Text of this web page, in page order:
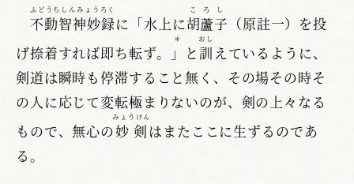
不動智神妙録
ふどうちしんみょうろく
に「水上に胡蘆子
ころし
（原註一）を投
げ捺着すれば即ち転ず。
」
＊
と訓
おし
えているように、
剣道は瞬時も停滞すること無く、その場その時そ
の人に応じて変転極まりないのが、剣の上々なる
もので、無心の妙剣
みょうけん
はまたここに生ずるのであ
る。